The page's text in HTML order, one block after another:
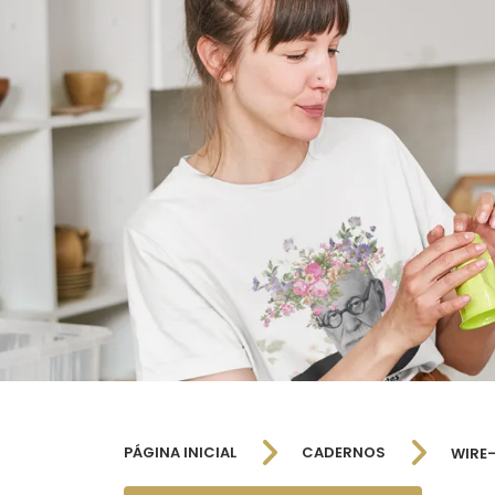
PÁGINA INICIAL CADERNOS